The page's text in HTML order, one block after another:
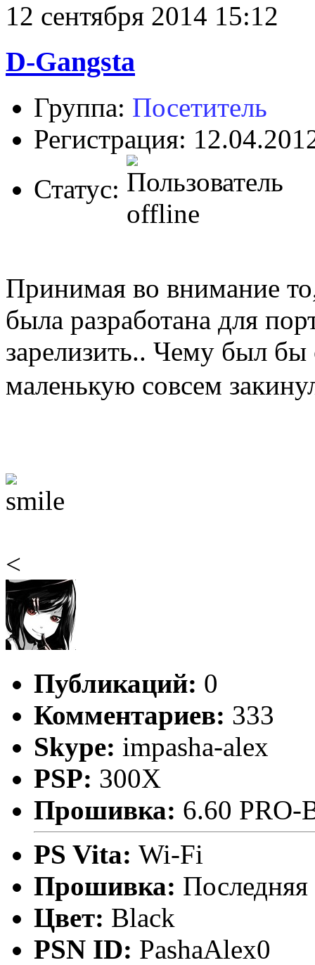
12 сентября 2014 15:12
D-Gangsta
Группа: Посетитель
Регистрация:
Статус:
Принимая во внимание
была разработана для
зарелизить.. Чему был бы
маленькую совсем
<
Публикаций: 0
Комментариев: 333
Skype: impasha-alex
PSP: 300X
Прошивка: 6.60 PRO-
PS Vita: Wi-Fi
Прошивка: Последняя
Цвет: Black
PSN ID: PashaAlex0